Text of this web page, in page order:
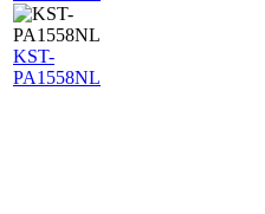
KST-
PA1558NL